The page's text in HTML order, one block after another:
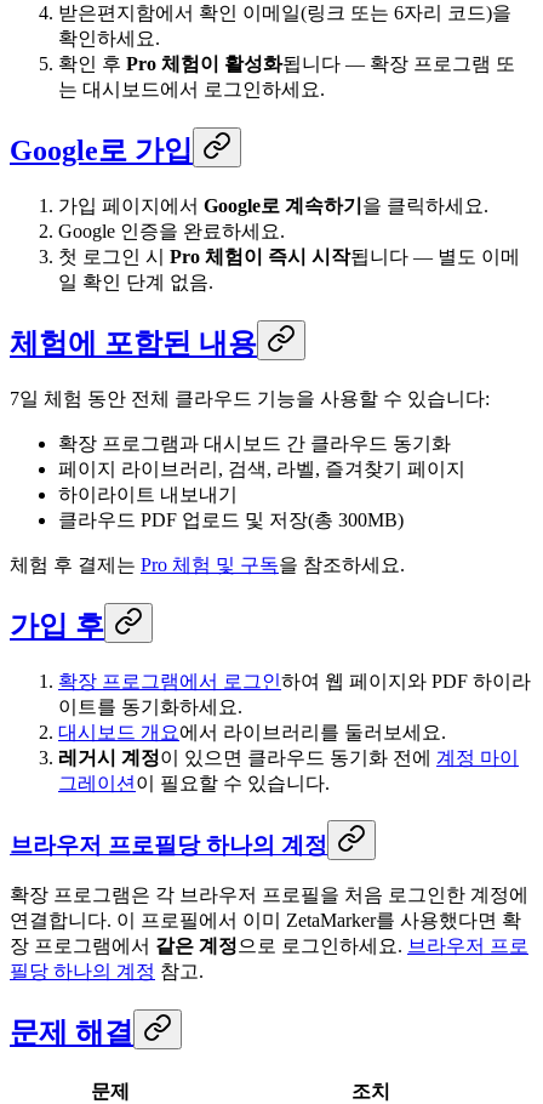
받은편지함에서 확인 이메일(링크 또는 6자리 코드)을
확인하세요.
확인 후 Pro 체험이 활성화됩니다 — 확장 프로그램 또
는 대시보드에서 로그인하세요.
Google로 가입
가입 페이지에서 Google로 계속하기 을 클릭하세요.
Google 인증을 완료하세요.
첫 로그인 시 Pro 체험이 즉시 시작됩니다 — 별도 이메
일 확인 단계 없음.
체험에 포함된 내용
7일 체험 동안 전체 클라우드 기능을 사용할 수 있습니다:
확장 프로그램과 대시보드 간 클라우드 동기화
페이지 라이브러리, 검색, 라벨, 즐겨찾기 페이지
하이라이트 내보내기
클라우드 PDF 업로드 및 저장(총 300MB)
체험 후 결제는 Pro 체험 및 구독을 참조하세요.
가입 후
확장 프로그램에서 로그인하여 웹 페이지와 PDF 하이라
이트를 동기화하세요.
대시보드 개요에서 라이브러리를 둘러보세요.
레거시 계정이 있으면 클라우드 동기화 전에 계정 마이
그레이션 이 필요할 수 있습니다.
브라우저 프로필당 하나의 계정
확장 프로그램은 각 브라우저 프로필을 처음 로그인한 계정에
연결합니다. 이 프로필에서 이미 ZetaMarker를 사용했다면 확
장 프로그램에서 같은 계정으로 로그인하세요. 브라우저 프로
필당 하나의 계정 참고.
문제 해결
문제 조치